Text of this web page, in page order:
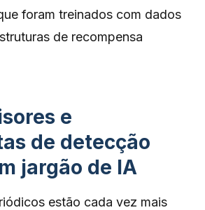
foram treinados com dados
de recompensa
e
de detecção
jargão de IA
estão cada vez mais